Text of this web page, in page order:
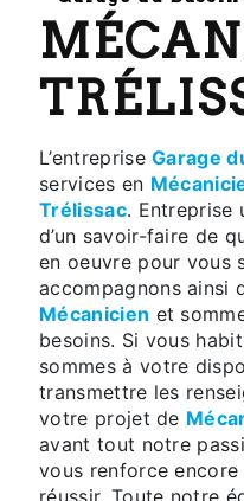
MÉCANICIEN À
L’entrepriseGarage
services en
Trélissac. Entreprise
d’un savoir-faire de
en oeuvre pour vous
accompagnons ainsi
Mécanicien et
besoins. Si vous
sommes à votre
transmettre les
votre projet de
avant tout notre
vous renforce
réussir. Toute notre